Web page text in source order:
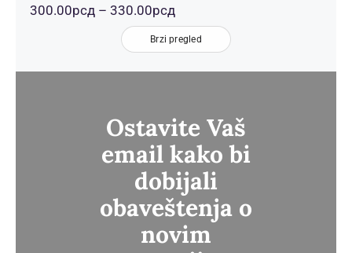
300.00рсд – 330.00рсдРаспон
цена:
од
300.00рсд
до
Brzi pregled
Ostavite Vaš
email kako bi
dobijali
obaveštenja o
novim